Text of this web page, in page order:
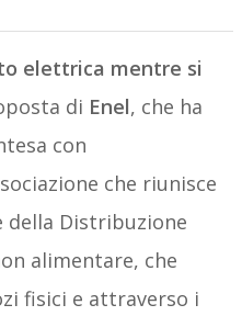
elettrica mentre si
di Enel, che ha
con
che riunisce
della Distribuzione
alimentare, che
fisici e attraverso i